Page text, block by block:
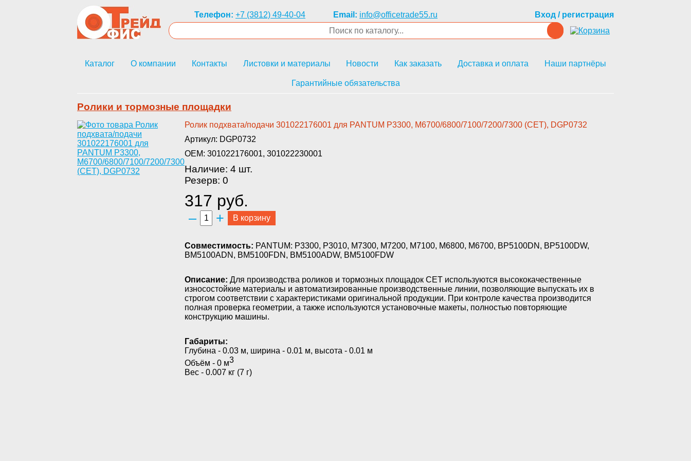
Телефон: +7 (3812) 49-40-04 Email: info@officetrade55.ru Вход / регистрация
Каталог О компании Контакты Листовки и материалы Новости Как заказать Доставка и оплата Наши партнёры
Гарантийные обязательства
Ролики и тормозные площадки
Рол­ик подхвата/подачи 30102217600­1 для PANTUM P3300, M6700/6800­/7100/7200/7300 (CET), DGP0732­
Артикул: DGP0732
OEM: 301022176001, 301022230001
Наличие: 4 шт.
Резерв: 0
317 руб.
– + В корзину
Совместимость: PANTUM: P3300, P3010, M7300, M7200, M7100, M6800, M6700, BP5100DN, BP5100DW,
BM5100ADN, BM5100FDN, BM5100ADW, BM5100FDW
Описание: Для производства роликов и тормозных площадок CET используются высококачественные
износостойкие материалы и автоматизированные производственные линии, позволяющие выпускать их в
строгом соответствии с характеристиками оригинальной продукции. При контроле качества производится
полная проверка геометрии, а также используются установочные макеты, полностью повторяющие
конструкцию машины.
Габариты:
Глубина - 0.03 м, ширина - 0.01 м, высота - 0.01 м
Объём - 0 м3
Вес - 0.007 кг (7 г)